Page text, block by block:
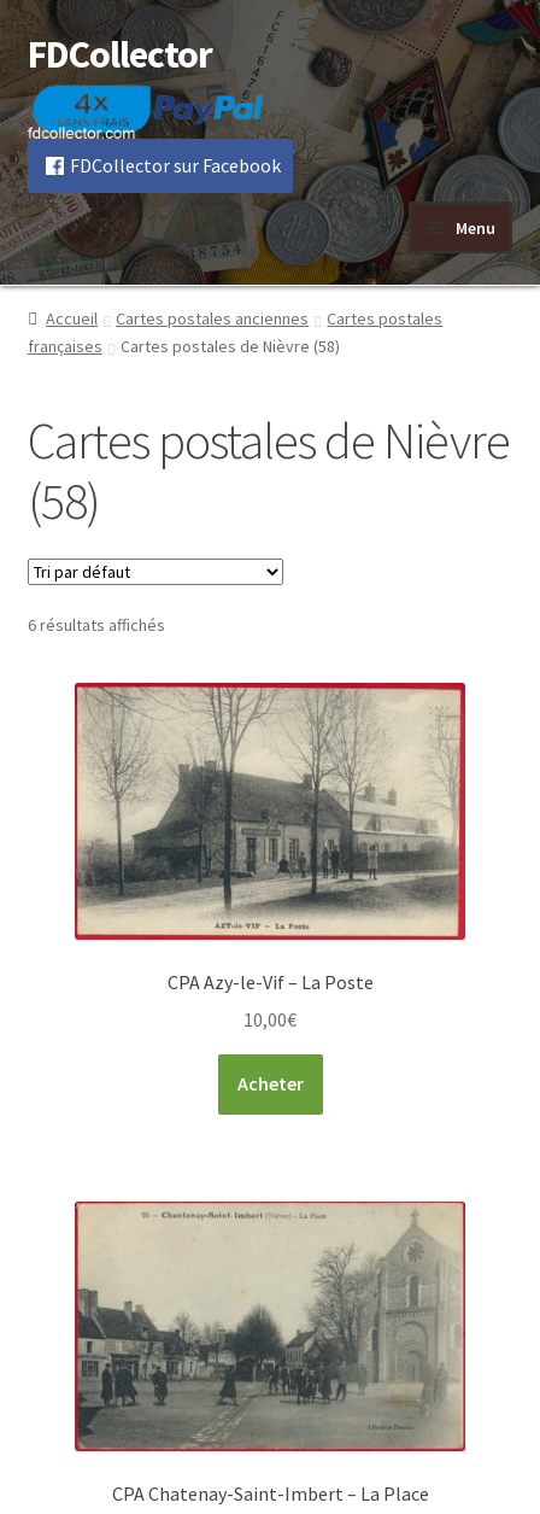
Aller
navigation
Aller
au
contenu
FDCollector
FDCollector sur Facebook
Menu
Accueil Cartes postales anciennes
Cartes postales
françaises
Cartes postales de Nièvre (58)
Cartes postales de Nièvre
(58)
6 résultats affichés
CPA Azy-le-Vif – La Poste
10,00€
Acheter
CPA Chatenay-Saint-Imbert – La Place